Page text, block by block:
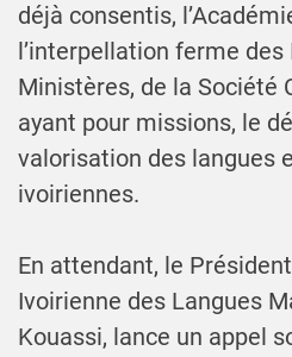
déjà consentis,
l’interpellation ferme
Ministères, de la Société
ayant pour missions, le
valorisation des langues
ivoiriennes.
En attendant, le
Ivoirienne des Langues
Kouassi, lance un appel